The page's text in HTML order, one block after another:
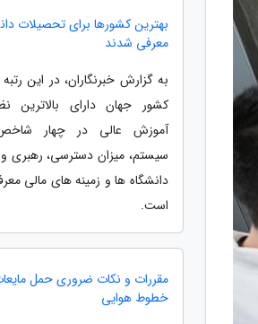
بهترین کشورها برای تحصیلات
معرفی شدند
کشور جهان دارای بالاترین
آموزش عالی در چهار
سیستم، میزان دسترسی، رهبری
دانشگاه ها و زمینه های مالی
است.
مقررات و نکات ضروری حمل
خطوط هوایی